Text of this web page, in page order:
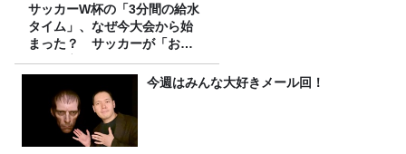
サッカーW杯の「3分間の給水
タイム」、なぜ今大会から始
まった？ サッカーが「お
金」に変わる仕組み
今週はみんな大好きメール回！